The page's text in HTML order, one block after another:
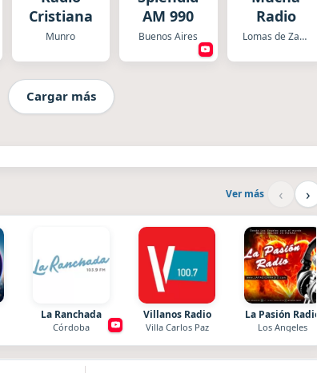
Cristiana
Munro
AM 990
Buenos Aires
Radio
Lomas de Zamora
Cargar más
Ver más ‹ ›
La Ranchada
Córdoba
Villanos Radio
Villa Carlos Paz
La Pasión Radio
Los Angeles